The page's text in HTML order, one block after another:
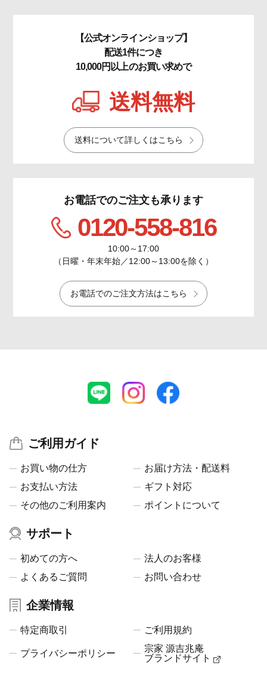
【公式オンラインショップ】
配送1件につき
10,000円以上のお買い求めで
送料無料
送料について詳しくはこちら
お電話でのご注文も承ります
0120-558-816
10:00～17:00
（日曜・年末年始／12:00～13:00を除く）
お電話でのご注文方法はこちら
ご利用ガイド
お買い物の仕方
お届け方法・配送料
お支払い方法
ギフト対応
その他のご利用案内
ポイントについて
サポート
初めての方へ
法人のお客様
よくあるご質問
お問い合わせ
企業情報
特定商取引 ご利用規約
プライバシーポリシー
宗家 源吉兆庵
ブランドサイト